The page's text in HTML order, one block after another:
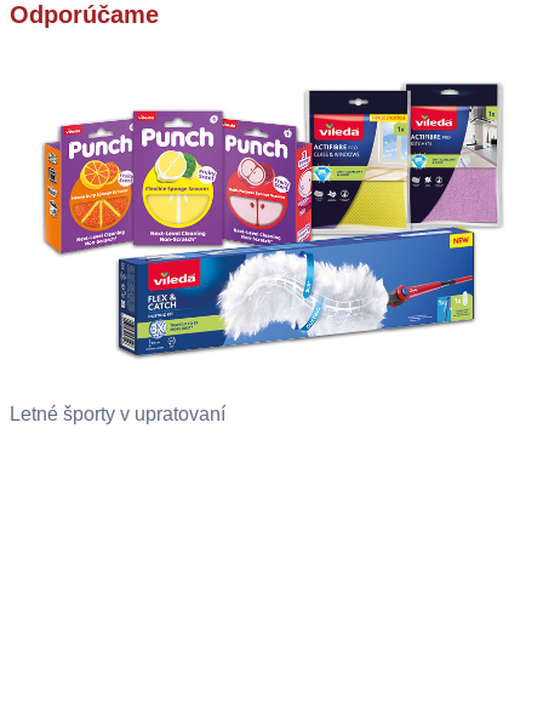
Odporúčame
Letné športy v upratovaní